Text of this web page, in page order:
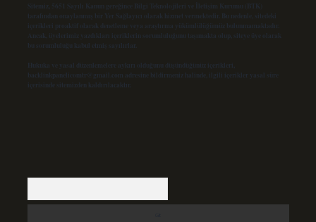
Sitemiz, 5651 Sayılı Kanun gereğince Bilgi Teknolojileri ve İletişim Kurumu (BTK)
tarafından onaylanmış bir Yer Sağlayıcı olarak hizmet vermektedir. Bu nedenle, sitedeki
içerikleri proaktif olarak denetleme veya araştırma yükümlülüğümüz bulunmamaktadır.
Ancak, üyelerimiz yazdıkları içeriklerin sorumluluğunu taşımakta olup, siteye üye olarak
bu sorumluluğu kabul etmiş sayılırlar.
Hukuka ve yasal düzenlemelere aykırı olduğunu düşündüğünüz içerikleri,
backlinkpanelicomtr@gmail.com adresine bildirmeniz halinde, ilgili içerikler yasal süre
içerisinde sitemizden kaldırılacaktır.